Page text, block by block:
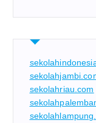
sekolahriau.com